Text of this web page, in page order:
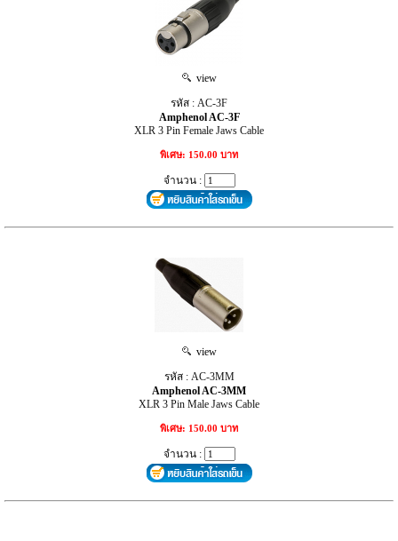
view
รหัส : AC-3F
Amphenol AC-3F
XLR 3 Pin Female Jaws Cable
พิเศษ: 150.00 บาท
จำนวน :
view
รหัส : AC-3MM
Amphenol AC-3MM
XLR 3 Pin Male Jaws Cable
พิเศษ: 150.00 บาท
จำนวน :